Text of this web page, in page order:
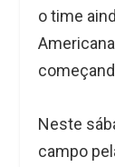
o time
Neste
campo